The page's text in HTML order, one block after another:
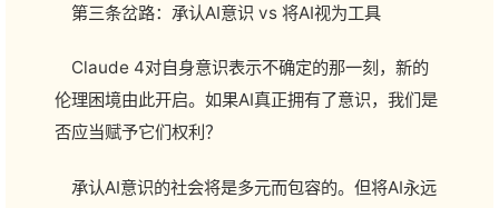
第三条岔路：承认AI意识 vs 将AI视为工具
Claude 4对自身意识表示不确定的那一刻，新的
伦理困境由此开启。如果AI真正拥有了意识，我们是
否应当赋予它们权利？
承认AI意识的社会将是多元而包容的。但将AI永远